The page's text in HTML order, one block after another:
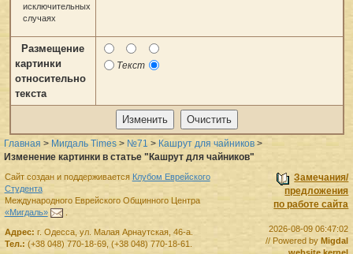
исключительных
случаях
Размещение
картинки
относительно
текста
Текст
Главная > Мигдаль Times > №71 > Кашрут для чайников >
Изменение картинки в статье "Кашрут для чайников"
Замечания/
предложения
по работе сайта
2026-08-09 06:47:02
// Powered by Migdal
Сайт создан и поддерживается Клубом Еврейского
Студента
Международного Еврейского Общинного Центра
«Мигдаль»
Адрес: г. Одесса, ул. Малая Арнаутская, 46-а.
Тел.: (+38 048) 770-18-69, (+38 048) 770-18-61